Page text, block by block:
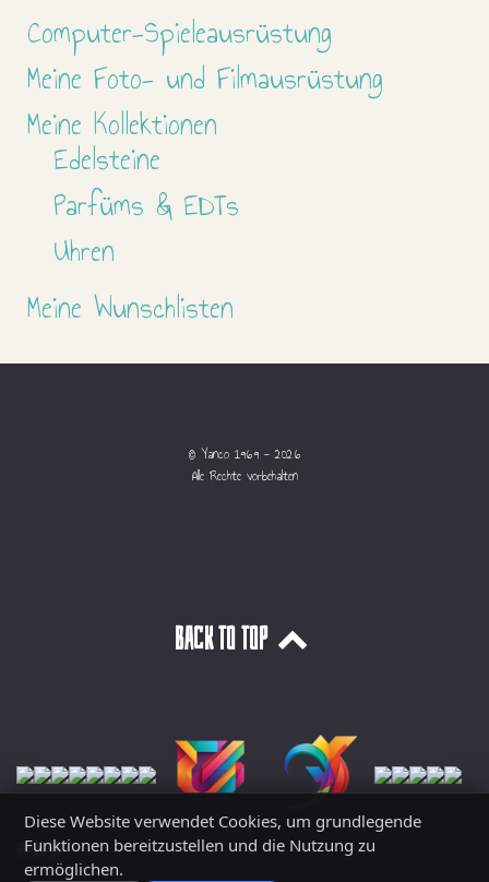
Computer-Spieleausrüstung
Meine Foto- und Filmausrüstung
Meine Kollektionen
Edelsteine
Parfüms & EDTs
Uhren
Meine Wunschlisten
© Yanco 1969 - 2026
Alle Rechte vorbehalten
Back to top
Diese Website verwendet Cookies, um grundlegende
Funktionen bereitzustellen und die Nutzung zu
ermöglichen.